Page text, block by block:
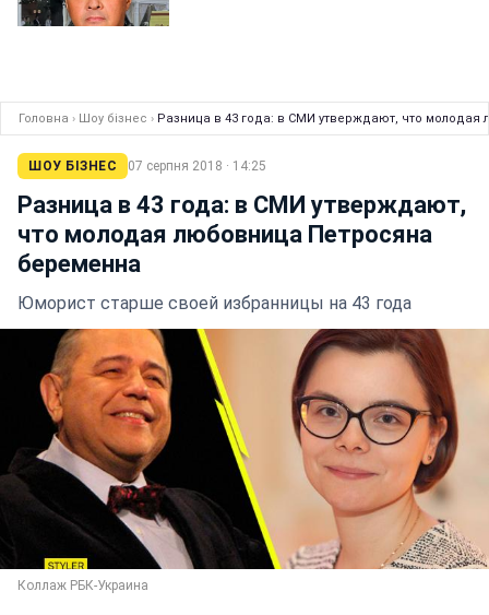
Головна › Шоу бізнес › Разница в 43 года: в СМИ утверждают, что
ШОУ БІЗНЕС 07 серпня 2018 · 14:25
Разница в 43 года: в СМИ утверждают,
что молодая любовница Петросяна
беременна
Юморист старше своей избранницы на 43 года
Коллаж РБК-Украина